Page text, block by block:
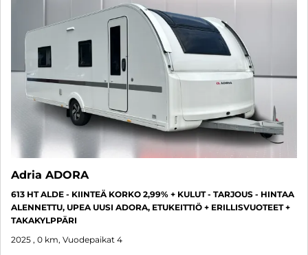
Adria ADORA
613 HT ALDE - KIINTEÄ KORKO 2,99% + KULUT - TARJOUS - HINTAA
ALENNETTU, UPEA UUSI ADORA, ETUKEITTIÖ + ERILLISVUOTEET +
TAKAKYLPPÄRI
2025 , 0 km, Vuodepaikat 4